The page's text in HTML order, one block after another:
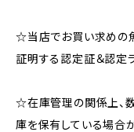
☆当店でお買い求めの
証明する認定証＆認定
☆在庫管理の関係上、
庫を保有している場合